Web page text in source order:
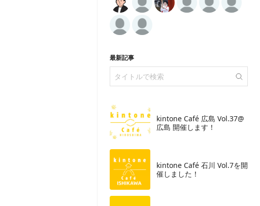
最新記事
kintone Café 広島 Vol.37@
広島 開催します！
​kintone Café 石川 Vol.7を開
催しました！